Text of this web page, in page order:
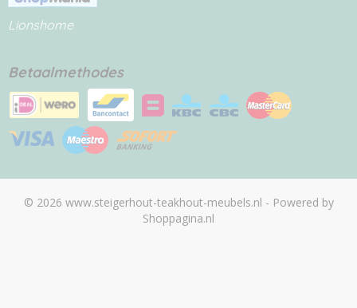
Lionshome
Betaalmethodes
© 2026 www.steigerhout-teakhout-meubels.nl - Powered by
Shoppagina.nl